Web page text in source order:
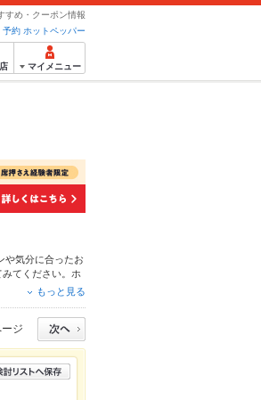
すめ・クーポン情報
予約 ホットペッパー
マイメニュー
や気分に合ったお
みてください。ホ
お店の最新情報を
もっと見る
ジ